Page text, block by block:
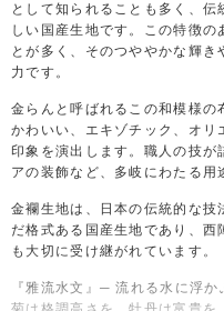
として知られることも多く、
しい国産生地です。この特徴の
とが多く、そのつややかな輝
力です。
金らんと呼ばれるこの和模様の
かわいい、エキゾチック、オリ
印象を演出します。職人の技が
アの装飾など、多岐にわたる用
金襴生地は、日本の伝統的な技
だ格式ある国産生地であり、西
も大切に受け継がれています。
『雅流水文』─ 流れる水に浮か